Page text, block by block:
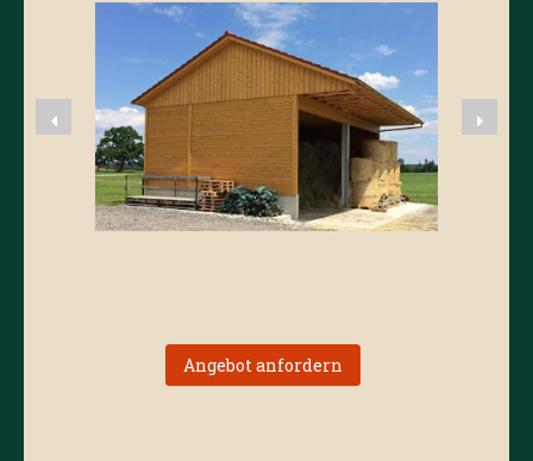
Angebot anfordern